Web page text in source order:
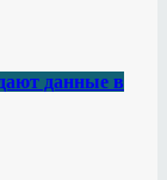
данные в